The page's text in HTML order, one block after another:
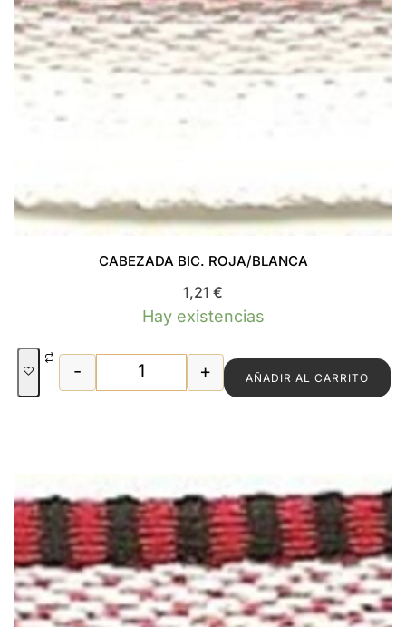
CABEZADA BIC. ROJA/BLANCA
1,21 €
Hay existencias
CABEZADA BIC. ROJA/BLANCA
- + AÑADIR AL CARRITO